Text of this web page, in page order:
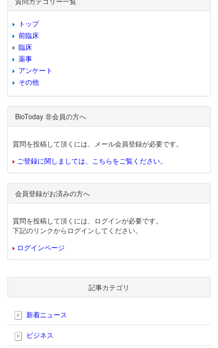
トップ
前臨床
臨床
薬事
アンケート
その他
BioToday 非会員の方へ
質問を投稿して頂くには、メール会員登録が必要です。
ご登録に関しましては、こちらをご覧ください。
会員登録がお済みの方へ
質問を投稿して頂くには、ログインが必要です。
下記のリンクからログインしてください。
ログインページ
記事カテゴリ
新着ニュース
ビジネス